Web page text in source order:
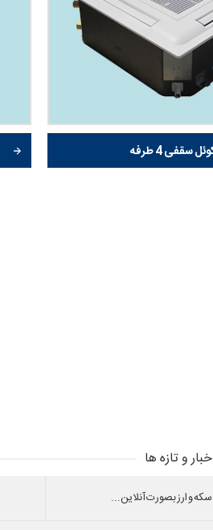
سقفی 4 طرفه
و تازه ها
و ارز بصورت آنلاین...